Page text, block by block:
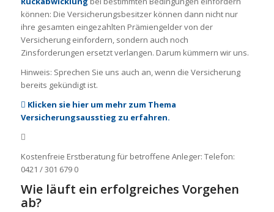
können: Die Versicherungsbesitzer können dann nicht nur
ihre gesamten eingezahlten Prämiengelder von der
Versicherung einfordern, sondern auch noch
Zinsforderungen ersetzt verlangen. Darum kümmern wir uns.
Hinweis: Sprechen Sie uns auch an, wenn die Versicherung
bereits gekündigt ist.
Klicken sie hier um mehr zum Thema
Versicherungsausstieg zu erfahren.
Kostenfreie Erstberatung für betroffene Anleger: Telefon:
0421 / 301 679 0
Wie läuft ein erfolgreiches Vorgehen
ab?